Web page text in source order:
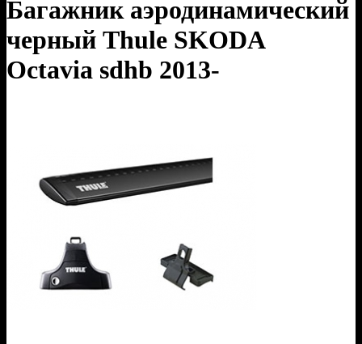
Багажник аэродинамический
черный Thule SKODA
Octavia sdhb 2013-